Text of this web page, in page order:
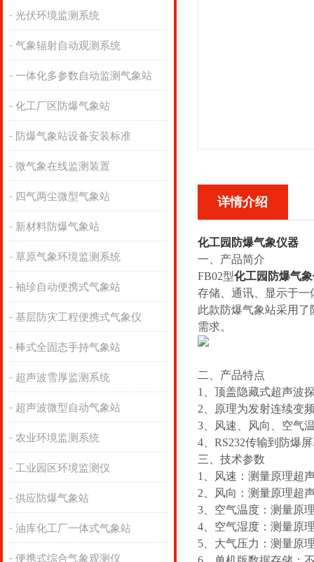
光伏环境监测系统
气象辐射自动观测系统
一体化多参数自动监测气象站
化工厂区防爆气象站
防爆气象站设备安装标准
微气象在线监测装置
四气两尘微型气象站
新材料防爆气象站
草原气象环境监测系统
袖珍自动便携式气象站
基层防灾工程便携式气象仪
棒式全固态手持气象站
超声波雪厚监测系统
超声波微型自动气象站
农业环境监测系统
工业园区环境监测仪
供应防爆气象站
油库化工厂一体式气象站
便携式综合气象观测仪
详情介绍
化工园防爆气象仪器
一、产品简介
FB02型化工园防爆气
存储、通讯、显示于
此款防爆气象站采用
需求。
二、产品特点
1、顶盖隐藏式超声波
2、原理为发射连续变
3、风速、风向、空气
4、RS232传输到防爆
三、技术参数
1、风速：测量原理超
2、风向：测量原理超
3、空气温度：测量原
4、空气湿度：测量原
5、大气压力：测量原